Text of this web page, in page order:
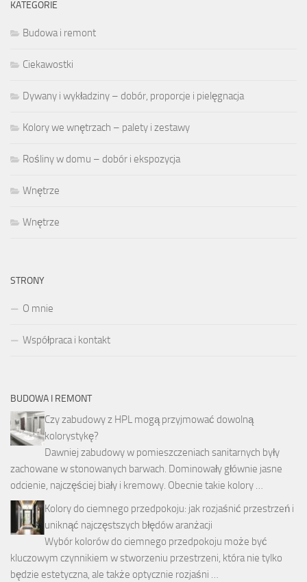
KATEGORIE
Budowa i remont
Ciekawostki
Dywany i wykładziny – dobór, proporcje i pielęgnacja
Kolory we wnętrzach – palety i zestawy
Rośliny w domu – dobór i ekspozycja
Wnętrze
Wnętrze
STRONY
O mnie
Współpraca i kontakt
BUDOWA I REMONT
Czy zabudowy z HPL mogą przyjmować dowolną
kolorystykę?
Dawniej zabudowy w pomieszczeniach sanitarnych były
zachowane w stonowanych barwach. Dominowały głównie jasne
odcienie, najczęściej biały i kremowy. Obecnie takie kolory …
Kolory do ciemnego przedpokoju: jak rozjaśnić przestrzeń i
uniknąć najczęstszych błędów aranżacji
Wybór kolorów do ciemnego przedpokoju może być
kluczowym czynnikiem w stworzeniu przestrzeni, która nie tylko
będzie estetyczna, ale także optycznie rozjaśni …